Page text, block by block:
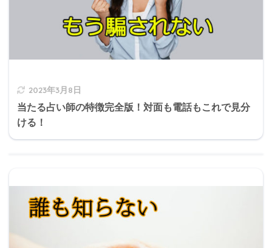
2023年3月8日
当たる占い師の特徴完全版！対面も電話もこれで見分
ける！